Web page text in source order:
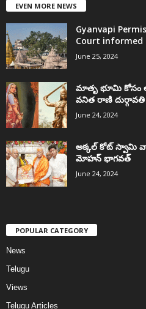
EVEN MORE NEWS
Gyanvapi
Court
June 25, 2024
మాతృ భూమి కోసం
వనిత రాణి దుర్గావతి
June 24, 2024
అక్కల్‌ కోట్‌ స్వామి
మోహన్ భాగవత్
June 24, 2024
POPULAR CATEGORY
News
Telugu
Views
Telugu Articles